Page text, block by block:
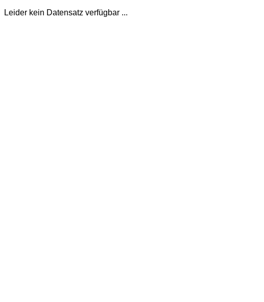
Leider kein Datensatz verfügbar ...